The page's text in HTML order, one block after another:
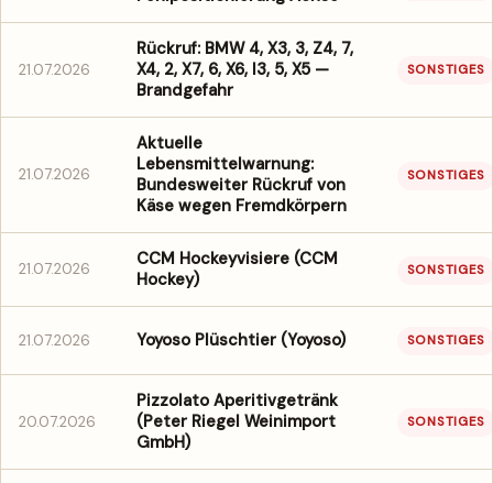
21.07.2026
Rückruf: BMW 4, X3, 3, Z4, 7,
X4, 2, X7, 6, X6, I3, 5, X5 —
Brandgefahr
SONSTIGES
21.07.2026
Aktuelle
Lebensmittelwarnung:
Bundesweiter Rückruf von
Käse wegen Fremdkörpern
SONSTIGES
21.07.2026
CCM Hockeyvisiere (CCM
Hockey)
SONSTIGES
21.07.2026 Yoyoso Plüschtier (Yoyoso) SONSTIGES
20.07.2026
Pizzolato Aperitivgetränk
(Peter Riegel Weinimport
GmbH)
SONSTIGES